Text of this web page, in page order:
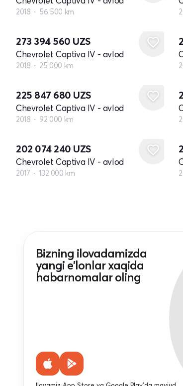
2018 56 500 km
273 394 560 UZS
Chevrolet Captiva IV - avlod
2018 25 000 km
225 847 680 UZS
Chevrolet Captiva IV - avlod
2018 92 000 km
202 074 240 UZS
Chevrolet Captiva IV - avlod
2017 132 000 km
Bizning ilovadamizda
yangi e'lonlar xaqida
habarnomalar oling